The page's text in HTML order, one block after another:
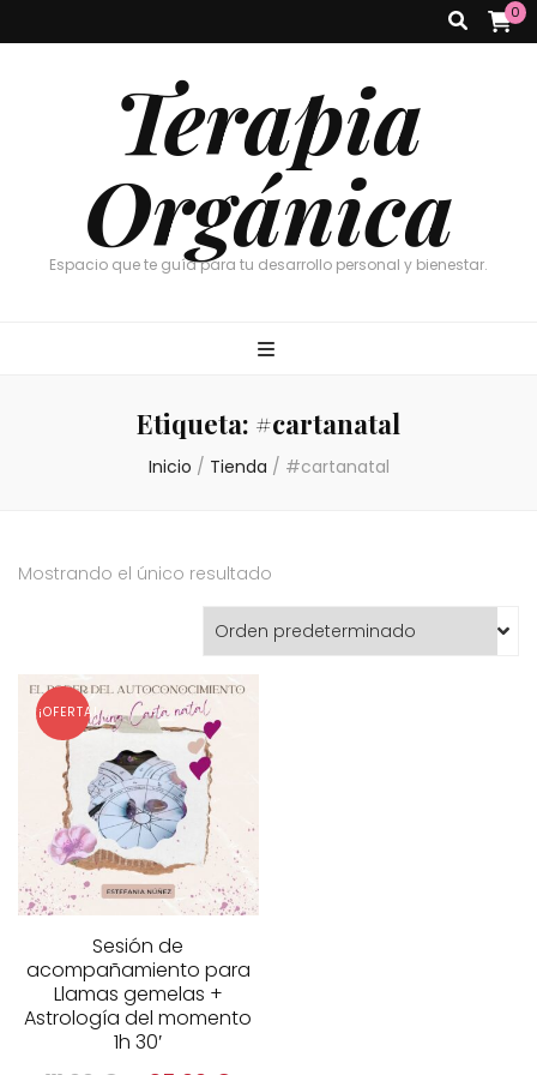
0
Terapia
Orgánica
Espacio que te guía para tu desarrollo personal y bienestar.
Etiqueta: #cartanatal
Inicio / Tienda / #cartanatal
Mostrando el único resultado
¡OFERTA!
Sesión de
acompañamiento para
Llamas gemelas +
Astrología del momento
1h 30′